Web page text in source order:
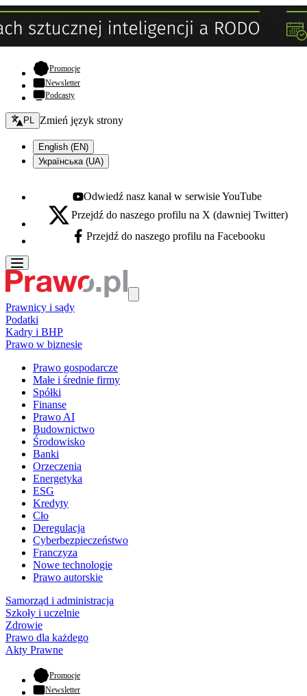
Promocje- otwiera się w nowej karcie
Newsletter
Podcasty
Zmień język - bieżący:
PL Zmień język strony
English (EN)
Українська (UA)
Youtube - otwiera się w nowej karcie
Odwiedź nasz kanał w serwisie YouTube
X - otwiera się w nowej karcie
Przejdź do naszego profilu na X (dawniej Twitter)
Facebook - otwiera się w nowej karcie
Przejdź do naszego profilu na Facebooku
Prawnicy i sądy
Podatki
Kadry i BHP
Prawo w biznesie
Prawo gospodarcze
Małe i średnie firmy
Spółki
Finanse
Prawo AI
Budownictwo
Środowisko
Banki
Orzeczenia
Energetyka
ESG
Kredyty
Cło
Deregulacja
Cyberbezpieczeństwo
Franczyza
Nowe technologie
Prawo autorskie
Samorząd i administracja
Szkoły i uczelnie
Zdrowie
Prawo dla każdego
Akty Prawne
Promocje- otwiera się w nowej karcie
Newsletter